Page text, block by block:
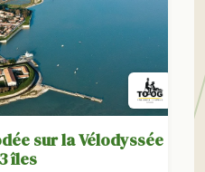
sur la Vélodyssée
îles